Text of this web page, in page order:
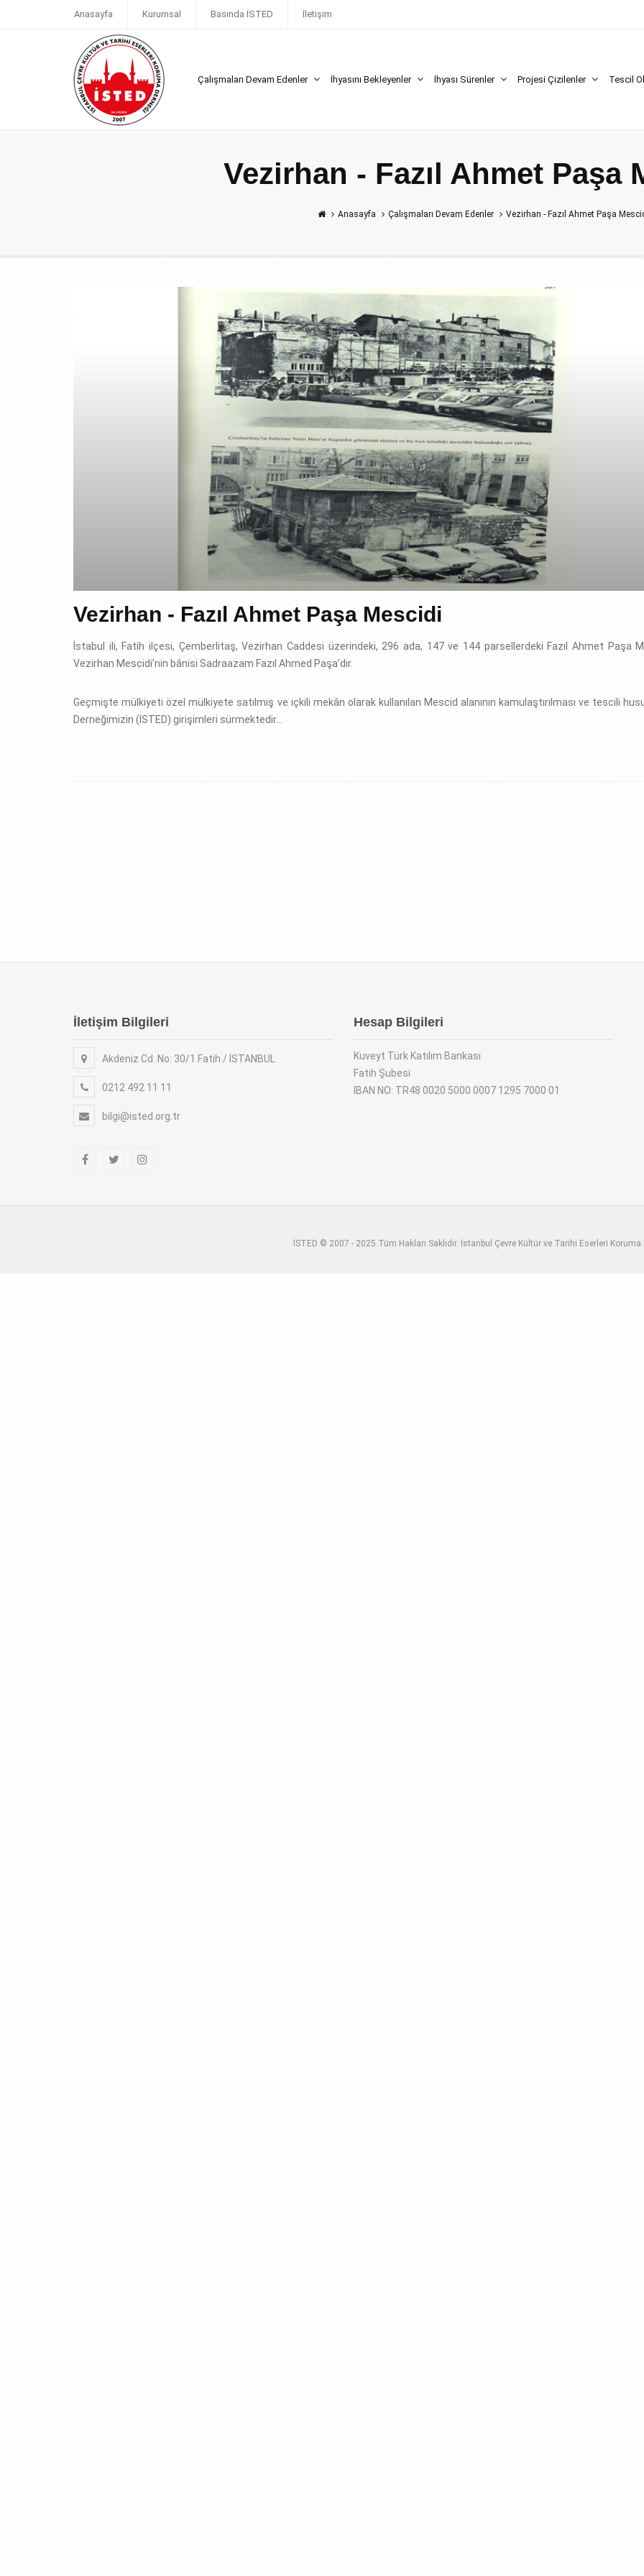
Anasayfa Kurumsal Basında İSTED İletişim
Çalışmaları Devam Edenler İhyasını Bekleyenler İhyası Sürenler Projesi Çizilenler Tescil
Vezirhan - Fazıl Ahmet Paşa
Anasayfa Çalışmaları Devam Edenler Vezirhan - Fazıl Ahmet Paşa
Vezirhan - Fazıl Ahmet Paşa Mescidi
İstabul ili, Fatih ilçesi, Çemberlitaş, Vezirhan Caddesi üzerindeki, 296 ada, 147 ve 144 parsellerdeki Fazıl Ahmet Paşa
Vezirhan Mescidi’nin bânisi Sadraazam Fazıl Ahmed Paşa’dır.
Geçmişte mülkiyeti özel mülkiyete satılmış ve içkili mekân olarak kullanılan Mescid alanının kamulaştırılması ve tescili
Derneğimizin (İSTED) girişimleri sürmektedir…
İletişim Bilgileri
Akdeniz Cd. No: 30/1 Fatih / İSTANBUL
0212 492 11 11
bilgi@isted.org.tr
Hesap Bilgileri
Kuveyt Türk Katılım Bankası
Fatih Şubesi
IBAN NO: TR48 0020 5000 0007 1295 7000 01
İSTED © 2007 - 2025 Tüm Hakları Saklıdır. İstanbul Çevre Kültür ve Tarihi Eserleri Koruma